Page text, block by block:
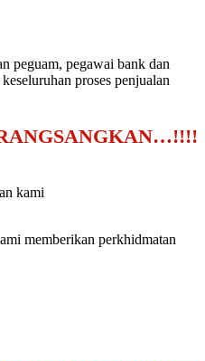
peguam, pegawai bank dan
proses penjualan
kami
memberikan perkhidmatan